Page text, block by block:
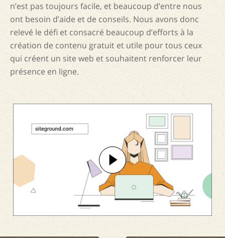
n’est pas toujours facile, et beaucoup d’entre nous
ont besoin d’aide et de conseils. Nous avons donc
relevé le défi et consacré beaucoup d’efforts à la
création de contenu gratuit et utile pour tous ceux
qui créent un site web et souhaitent renforcer leur
présence en ligne.